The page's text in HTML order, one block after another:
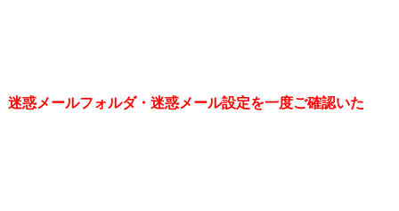
惑メールフォルダ・迷惑メール設定を一度ご確認いた